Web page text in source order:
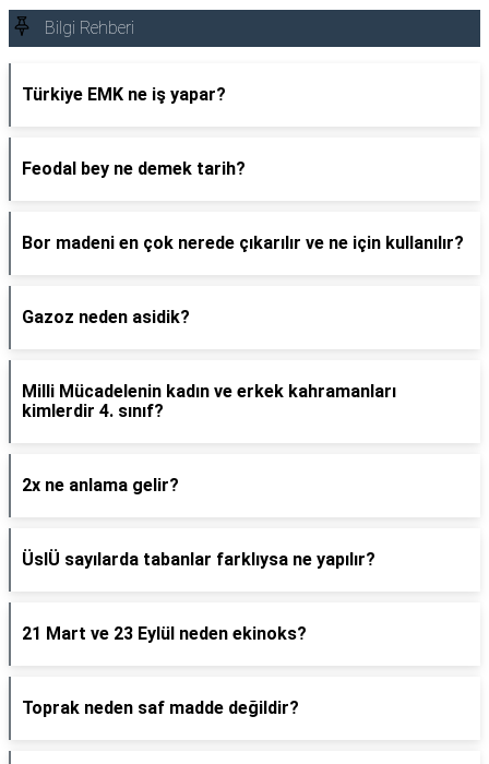
Bilgi Rehberi
Türkiye EMK ne iş yapar?
Feodal bey ne demek tarih?
Bor madeni en çok nerede çıkarılır ve ne için kullanılır?
Gazoz neden asidik?
Milli Mücadelenin kadın ve erkek kahramanları
kimlerdir 4. sınıf?
2x ne anlama gelir?
ÜslÜ sayılarda tabanlar farklıysa ne yapılır?
21 Mart ve 23 Eylül neden ekinoks?
Toprak neden saf madde değildir?